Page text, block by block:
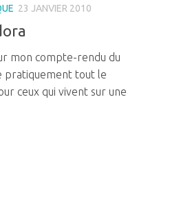
23 JANVIER 2010
mon compte-rendu du
pratiquement tout le
ceux qui vivent sur une